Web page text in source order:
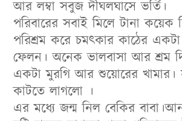
আর লম্বা সবুজ দীঘলঘাসে ভর্তি।
পরিবারের সবাই মিলে টানা
পরিশ্রম করে চমৎকার কাঠের একটা
ফেলন। অনেক ভালবাসা আর শ্রম
একটা মুরগি আর শুয়োরের খামার।
কাটতে লাগলো ।
এর মধ্যে জন্ম নিল বেকির